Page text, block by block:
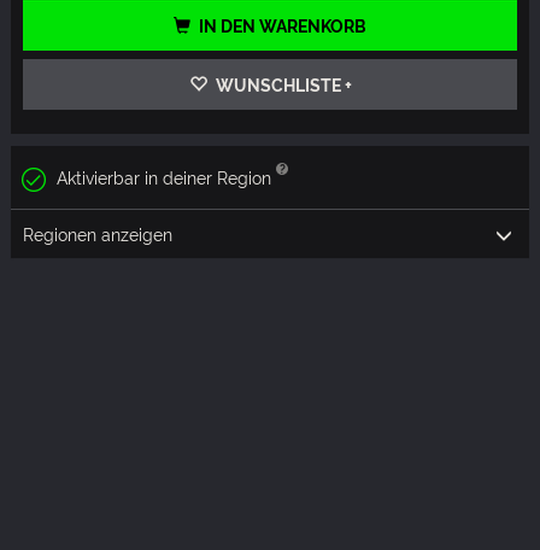
IN DEN WARENKORB
WUNSCHLISTE +
Aktivierbar in deiner Region
Regionen anzeigen